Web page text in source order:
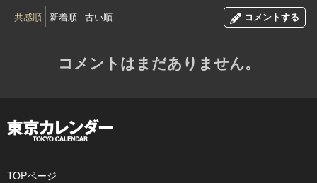
共感順 新着順 古い順 コメントする
コメントはまだありません。
TOPページ